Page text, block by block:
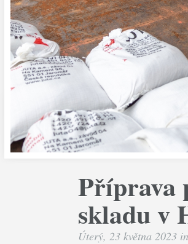
Příprava
skladu v
Úterý, 23 května 2023 in